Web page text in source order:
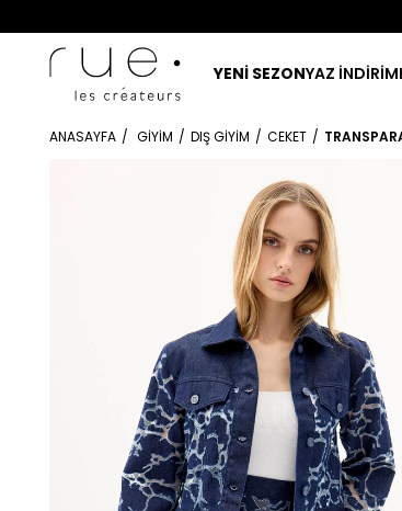
YENİ SEZONYAZ
ANASAYFA GIYIM DIŞ GIYIM CEKET